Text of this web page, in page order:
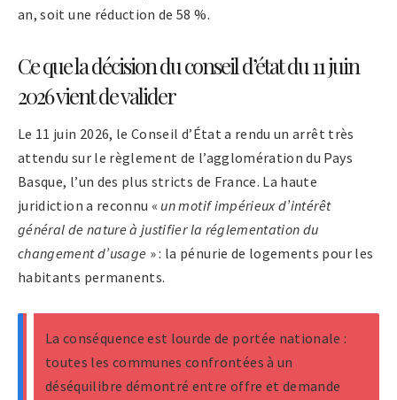
an, soit une réduction de 58 %.
Ce que la décision du conseil d’état du 11 juin
2026 vient de valider
Le 11 juin 2026, le Conseil d’État a rendu un arrêt très
attendu sur le règlement de l’agglomération du Pays
Basque, l’un des plus stricts de France. La haute
juridiction a reconnu « un motif impérieux d’intérêt
général de nature à justifier la réglementation du
changement d’usage » : la pénurie de logements pour les
habitants permanents.
La conséquence est lourde de portée nationale :
toutes les communes confrontées à un
déséquilibre démontré entre offre et demande